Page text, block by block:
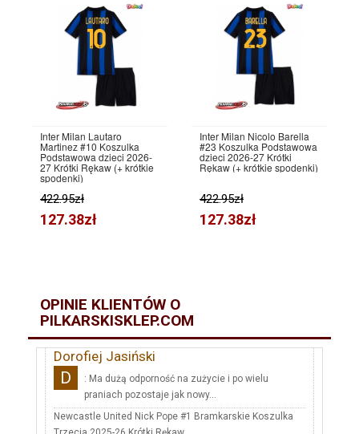
Inter Milan Lautaro
Martinez #10 Koszulka
Podstawowa dzieci 2026-
27 Krótki Rękaw (+ krótkie
spodenki)
422.95zł
127.38zł
Inter Milan Nicolo Barella
#23 Koszulka Podstawowa
dzieci 2026-27 Krótki
Rękaw (+ krótkie spodenki)
422.95zł
127.38zł
OPINIE KLIENTÓW O
PILKARSKISKLEP.COM
Dorofiej Jasiński
D
: Ma dużą odporność na zużycie i po wielu
praniach pozostaje jak nowy...
Newcastle United Nick Pope #1 Bramkarskie Koszulka